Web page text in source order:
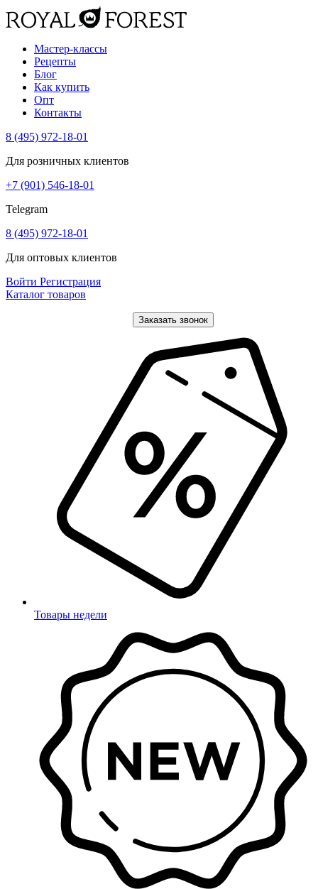
Мастер-классы
Рецепты
Блог
Как купить
Опт
Контакты
8 (495) 972-18-01
Для розничных клиентов
+7 (901) 546-18-01
Telegram
8 (495) 972-18-01
Для оптовых клиентов
Войти Регистрация
Каталог товаров
Заказать звонок
Товары недели